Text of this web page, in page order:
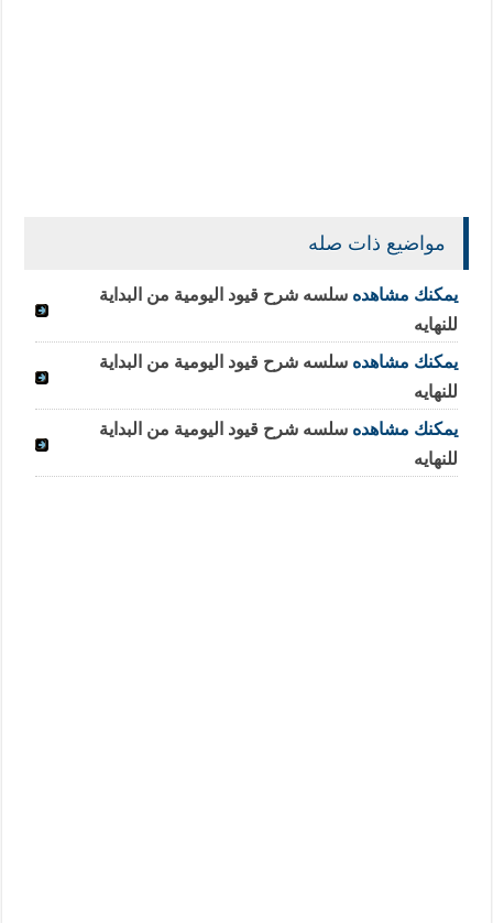
مواضيع ذات صله
يمكنك مشاهدهسلسه شرح قيود اليومية من البداية
للنهايه
يمكنك مشاهدهسلسه شرح قيود اليومية من البداية
للنهايه
يمكنك مشاهدهسلسه شرح قيود اليومية من البداية
للنهايه